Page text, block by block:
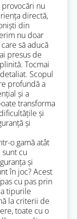
provocări nu
directă,
din
nu doar
să aducă
presus de
Tocmai
Scopul
profundă a
și a
transforma
și
și
o gamă atât
cu
și
în joc? Acest
cu pas prin
tipurile
la criterii de
toate cu o